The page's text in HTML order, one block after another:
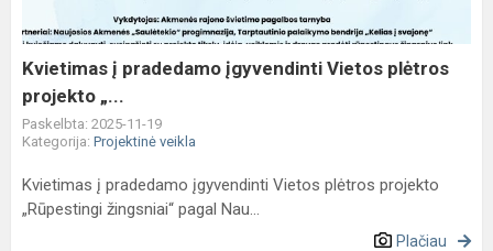
projekto
„...
Kvietimas į pradedamo įgyvendinti Vietos plėtros
projekto „...
Paskelbta: 2025-11-19
Kategorija: Projektinė veikla
Kvietimas į pradedamo įgyvendinti Vietos plėtros projekto
„Rūpestingi žingsniai“ pagal Nau...
Plačiau